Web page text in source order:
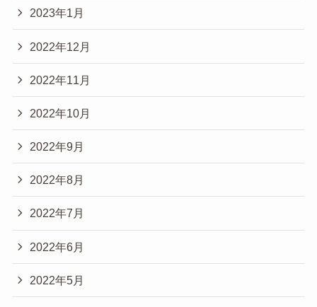
2023年1月
2022年12月
2022年11月
2022年10月
2022年9月
2022年8月
2022年7月
2022年6月
2022年5月